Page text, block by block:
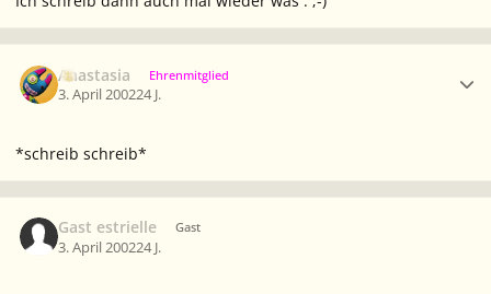
Anastasia Ehrenmitglied
3. April 200224 J.
*schreib schreib*
Gast estrielle Gast
3. April 200224 J.